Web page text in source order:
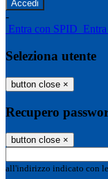
-
Entra con SPID
Seleziona utente
button close ×
Recupero
button close ×
all'indirizzo indicato con